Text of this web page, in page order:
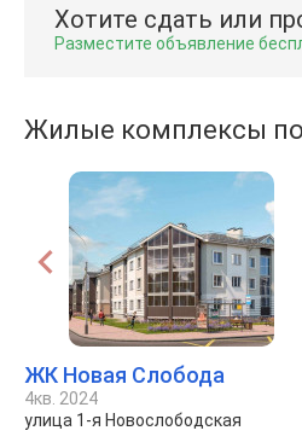
Хотите сдать или
Разместите объявление
Жилые комплексы
ЖК Новая Слобода
4кв. 2024
улица 1-я Новослободская